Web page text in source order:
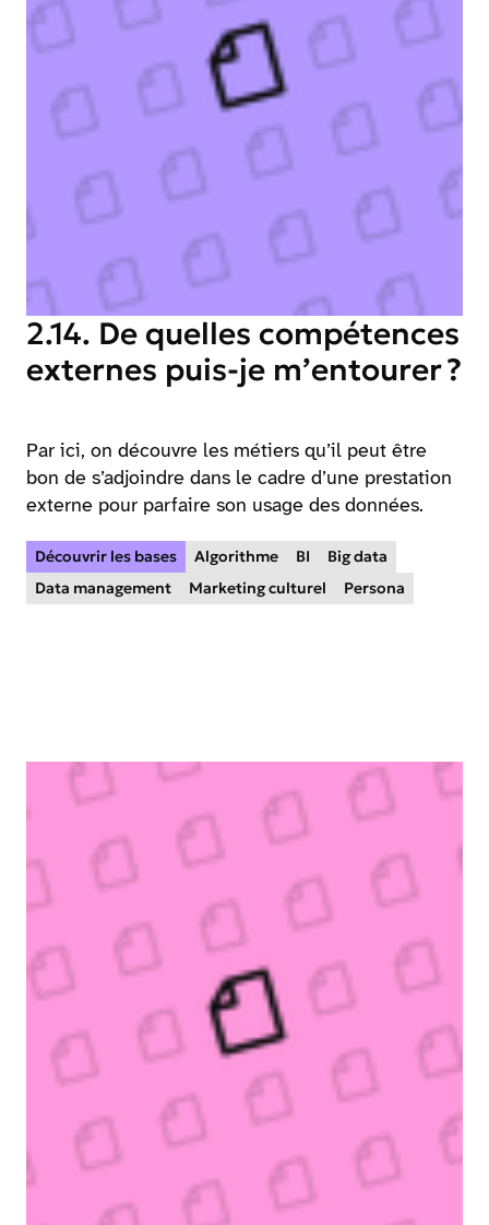
2.14. De quelles compétences
externes puis-je m’entourer ?
Par ici, on découvre les métiers qu’il peut être
bon de s’adjoindre dans le cadre d’une prestation
externe pour parfaire son usage des données.
Découvrir les bases Algorithme BI
Big data
Data management
Marketing culturel Persona